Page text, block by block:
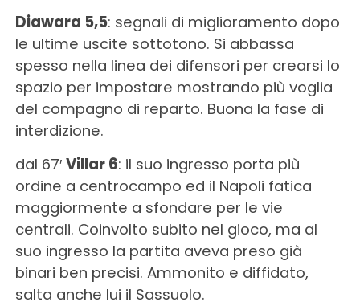
Diawara 5,5: segnali di miglioramento dopo
le ultime uscite sottotono. Si abbassa
spesso nella linea dei difensori per crearsi lo
spazio per impostare mostrando più voglia
del compagno di reparto. Buona la fase di
interdizione.
dal 67′ Villar 6: il suo ingresso porta più
ordine a centrocampo ed il Napoli fatica
maggiormente a sfondare per le vie
centrali. Coinvolto subito nel gioco, ma al
suo ingresso la partita aveva preso già
binari ben precisi. Ammonito e diffidato,
salta anche lui il Sassuolo.